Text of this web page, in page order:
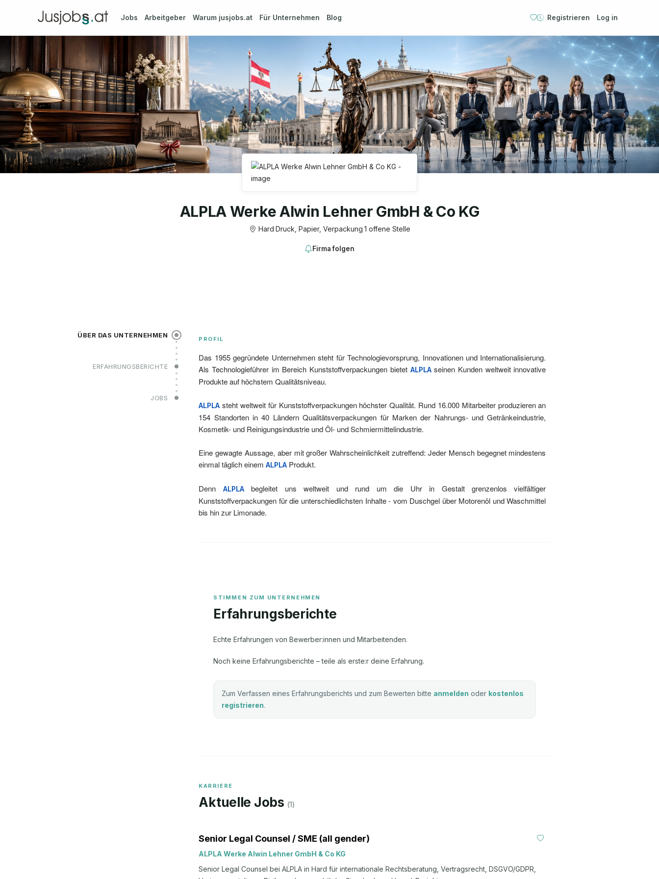
Jobs Arbeitgeber Warum jusjobs.at Für Unternehmen Blog Registrieren Log in
ALPLA Werke Alwin Lehner GmbH & Co KG
Hard·Druck, Papier, Verpackung·1 offene Stelle
Firma folgen
ÜBER DAS UNTERNEHMEN
ERFAHRUNGSBERICHTE
JOBS
PROFIL
Das 1955 gegründete Unternehmen steht für Technologievorsprung, Innovationen und Internationalisierung.
Als Technologieführer im Bereich Kunststoffverpackungen bietet ALPLAseinen Kunden weltweit innovative
Produkte auf höchstem Qualitätsniveau.
ALPLA steht weltweit für Kunststoffverpackungen höchster Qualität. Rund 16.000 Mitarbeiter produzieren an
154 Standorten in 40 Ländern Qualitätsverpackungen für Marken der Nahrungs- und Getränkeindustrie,
Kosmetik- und Reinigungsindustrie und Öl- und Schmiermittelindustrie.
Eine gewagte Aussage, aber mit großer Wahrscheinlichkeit zutreffend: Jeder Mensch begegnet mindestens
einmal täglich einemALPLA Produkt.
Denn ALPLAbegleitet uns weltweit und rund um die Uhr in Gestalt grenzenlos vielfältiger
Kunststoffverpackungen für die unterschiedlichsten Inhalte - vom Duschgel über Motorenöl und Waschmittel
bis hin zur Limonade.
Erfahrungsberichte
Echte Erfahrungen von Bewerber:innen und Mitarbeitenden.
Noch keine Erfahrungsberichte – teile als erste:r deine Erfahrung.
Zum Verfassen eines Erfahrungsberichts und zum Bewerten bitte anmelden oder kostenlos
registrieren.
KARRIERE
Aktuelle Jobs (1)
Senior Legal Counsel / SME (all gender)
ALPLA Werke Alwin Lehner GmbH & Co KG
Senior Legal Counsel bei ALPLA in Hard für internationale Rechtsberatung, Vertragsrecht, DSGVO/GDPR,